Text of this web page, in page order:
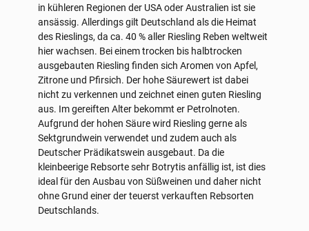
in kühleren Regionen der USA oder Australien ist sie
ansässig. Allerdings gilt Deutschland als die Heimat
des Rieslings, da ca. 40 % aller Riesling Reben weltweit
hier wachsen. Bei einem trocken bis halbtrocken
ausgebauten Riesling finden sich Aromen von Apfel,
Zitrone und Pfirsich. Der hohe Säurewert ist dabei
nicht zu verkennen und zeichnet einen guten Riesling
aus. Im gereiften Alter bekommt er Petrolnoten.
Aufgrund der hohen Säure wird Riesling gerne als
Sektgrundwein verwendet und zudem auch als
Deutscher Prädikatswein ausgebaut. Da die
kleinbeerige Rebsorte sehr Botrytis anfällig ist, ist dies
ideal für den Ausbau von Süßweinen und daher nicht
ohne Grund einer der teuerst verkauften Rebsorten
Deutschlands.